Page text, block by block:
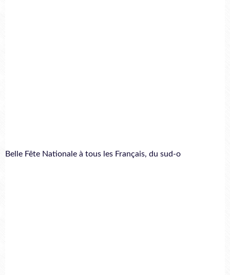
Belle Fête Nationale à tous les Français, du sud-o